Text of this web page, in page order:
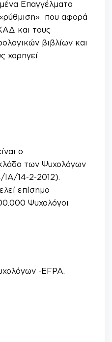
Επαγγέλματα
«ρύθμιση» που αφορά
και τους
βιβλίων και
χορηγεί
ο
των Ψυχολόγων
ΙΑ/14-2-2012).
επίσημο
Ψυχολόγοι
-EFPA.